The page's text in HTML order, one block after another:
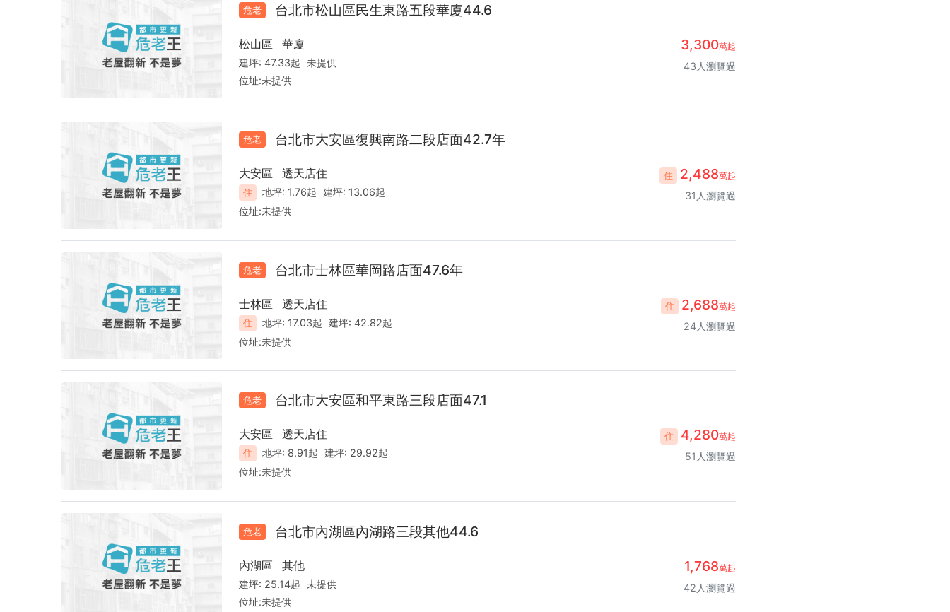
危老 台北市松山區民生東路五段華廈44.6
3,300萬起
43人瀏覽過
松山區 華廈
建坪:47.33起 未提供
位址:未提供
危老 台北市大安區復興南路二段店面42.7年
住 2,488萬起
31人瀏覽過
大安區 透天店住
住 地坪: 1.76起 建坪: 13.06起
位址:未提供
危老 台北市士林區華岡路店面47.6年
住 2,688萬起
24人瀏覽過
士林區 透天店住
住 地坪: 17.03起 建坪:42.82起
位址:未提供
危老 台北市大安區和平東路三段店面47.1
住 4,280萬起
51人瀏覽過
大安區 透天店住
住 地坪: 8.91起 建坪: 29.92起
位址:未提供
危老 台北市內湖區內湖路三段其他44.6
1,768萬起
42人瀏覽過
內湖區 其他
建坪: 25.14起 未提供
位址:未提供